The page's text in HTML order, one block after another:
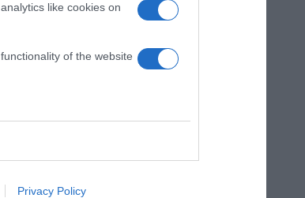
like cookies on
of the website
Privacy Policy
a
Sőt, az
a végéig
A